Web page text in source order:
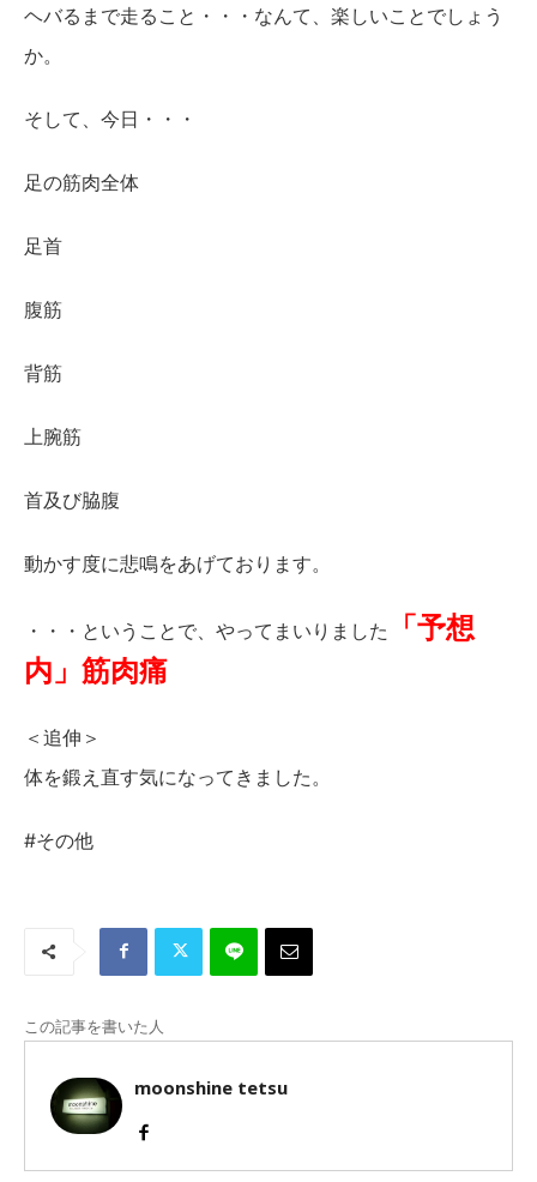
ヘバるまで走ること・・・なんて、楽しいことでしょう
か。
そして、今日・・・
足の筋肉全体
足首
腹筋
背筋
上腕筋
首及び脇腹
動かす度に悲鳴をあげております。
・・・ということで、やってまいりました
「予想
内」筋肉痛
＜追伸＞
体を鍛え直す気になってきました。
#その他
この記事を書いた人
moonshine tetsu